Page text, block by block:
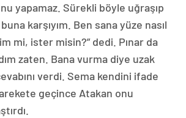
yapamaz. Sürekli böyle uğraşıp
karşıyım. Ben sana yüze nasıl
mi, ister misin?” dedi. Pınar da
zaten. Bana vurma diye uzak
verdi. Sema kendini ifade
geçince Atakan onu